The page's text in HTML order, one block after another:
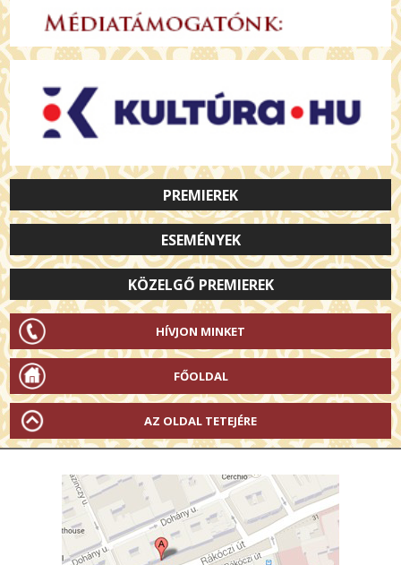
PREMIEREK
ESEMÉNYEK
KÖZELGŐ PREMIEREK
HÍVJON MINKET
FŐOLDAL
AZ OLDAL TETEJÉRE